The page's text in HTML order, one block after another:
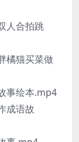
人合拍跳
橘猫买菜做
事绘本.mp4
成语故